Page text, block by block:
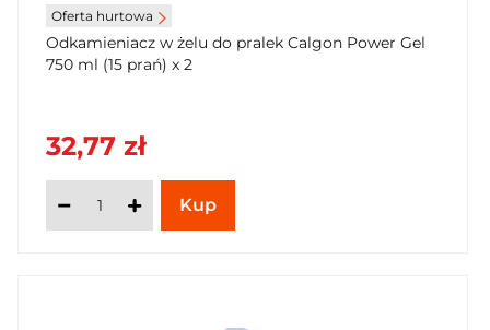
Oferta hurtowa
Odkamieniacz w żelu do pralek Calgon Power Gel
750 ml (15 prań) x 2
32,77 zł